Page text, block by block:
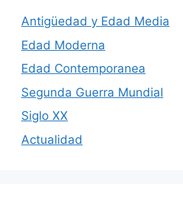
Antigüedad y Edad Media
Edad Moderna
Edad Contemporanea
Segunda Guerra Mundial
Siglo XX
Actualidad